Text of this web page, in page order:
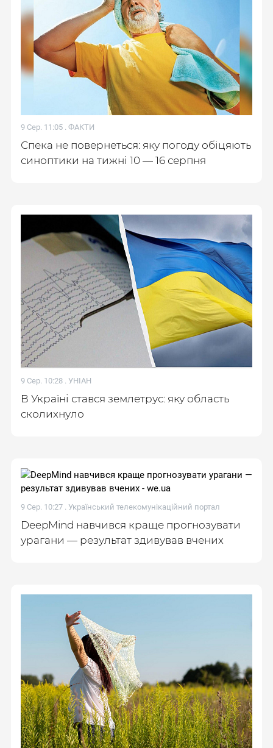
9 Сер. 11:05 . ФАКТИ
Спека не повернеться: яку погоду обіцяють
синоптики на тижні 10 — 16 серпня
9 Сер. 10:28 . УНІАН
В Україні стався землетрус: яку область
сколихнуло
9 Сер. 10:27 . Український телекомунікаційний портал
DeepMind навчився краще прогнозувати
урагани — результат здивував вчених